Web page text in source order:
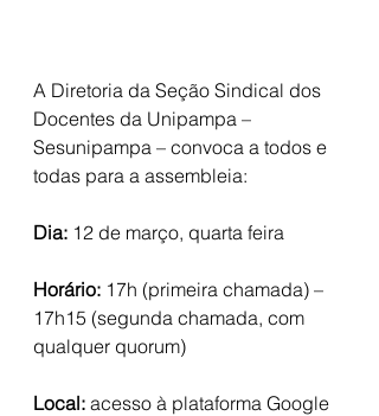
A Diretoria da Seção Sindical dos
Docentes da Unipampa –
Sesunipampa – convoca a todos e
todas para a assembleia:
Dia: 12 de março, quarta feira
Horário: 17h (primeira chamada) –
17h15 (segunda chamada, com
qualquer quorum)
Local: acesso à plataforma Google